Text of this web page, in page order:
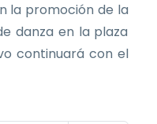
la promoción de la
danza en la plaza
continuará con el